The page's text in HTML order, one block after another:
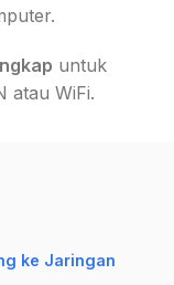
untuk
atau WiFi.
ke Jaringan